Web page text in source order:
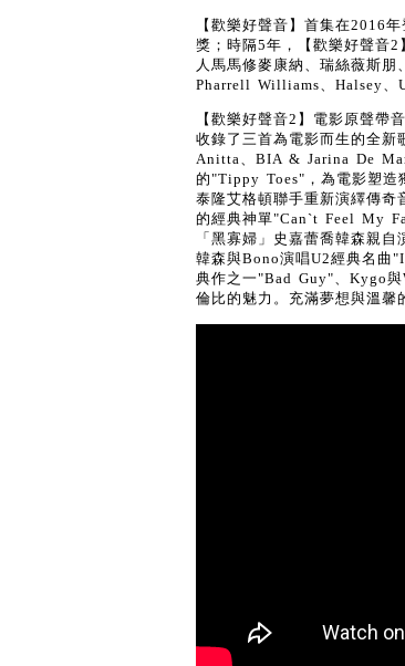
【歡樂好聲音】首集在2016
獎；時隔5年，【歡樂好聲音
人馬馬修麥康納、瑞絲薇斯
Pharrell Williams、Halsey、
【歡樂好聲音2】電影原聲帶
收錄了三首為電影而生的全
Anitta、BIA & Jarina De
的"Tippy Toes"，為電影塑造
泰隆艾格頓聯手重新演繹傳
的經典神單"Can`t Feel My
「黑寡婦」史嘉蕾喬韓森親
韓森與Bono演唱U2經典名
典作之一"Bad Guy"、Kygo
倫比的魅力。充滿夢想與溫馨